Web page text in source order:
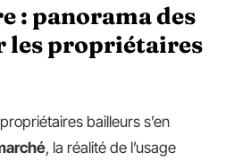
: panorama des
les propriétaires
bailleurs s’en
, la réalité de l’usage